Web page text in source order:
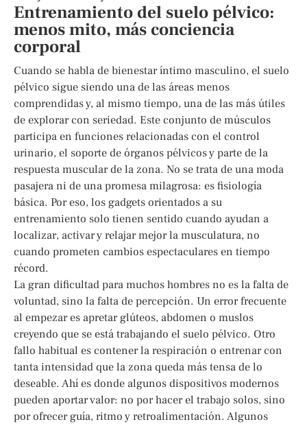
Entrenamiento del suelo pélvico:
menos mito, más conciencia
corporal
Cuando se habla de bienestar íntimo masculino, el suelo
pélvico sigue siendo una de las áreas menos
comprendidas y, al mismo tiempo, una de las más útiles
de explorar con seriedad. Este conjunto de músculos
participa en funciones relacionadas con el control
urinario, el soporte de órganos pélvicos y parte de la
respuesta muscular de la zona. No se trata de una moda
pasajera ni de una promesa milagrosa: es fisiología
básica. Por eso, los gadgets orientados a su
entrenamiento solo tienen sentido cuando ayudan a
localizar, activar y relajar mejor la musculatura, no
cuando prometen cambios espectaculares en tiempo
récord.
La gran dificultad para muchos hombres no es la falta de
voluntad, sino la falta de percepción. Un error frecuente
al empezar es apretar glúteos, abdomen o muslos
creyendo que se está trabajando el suelo pélvico. Otro
fallo habitual es contener la respiración o entrenar con
tanta intensidad que la zona queda más tensa de lo
deseable. Ahí es donde algunos dispositivos modernos
pueden aportar valor: no por hacer el trabajo solos, sino
por ofrecer guía, ritmo y retroalimentación. Algunos